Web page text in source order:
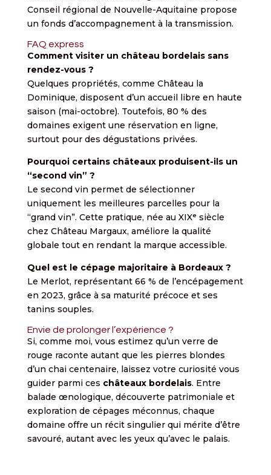
Conseil régional de Nouvelle-Aquitaine propose
un fonds d’accompagnement à la transmission.
FAQ express
Comment visiter un château bordelais sans
rendez-vous ?
Quelques propriétés, comme Château la
Dominique, disposent d’un accueil libre en haute
saison (mai-octobre). Toutefois, 80 % des
domaines exigent une réservation en ligne,
surtout pour des dégustations privées.
Pourquoi certains châteaux produisent-ils un
“second vin” ?
Le second vin permet de sélectionner
uniquement les meilleures parcelles pour la
“grand vin”. Cette pratique, née au XIXᵉ siècle
chez Château Margaux, améliore la qualité
globale tout en rendant la marque accessible.
Quel est le cépage majoritaire à Bordeaux ?
Le Merlot, représentant 66 % de l’encépagement
en 2023, grâce à sa maturité précoce et ses
tanins souples.
Envie de prolonger l’expérience ?
Si, comme moi, vous estimez qu’un verre de
rouge raconte autant que les pierres blondes
d’un chai centenaire, laissez votre curiosité vous
guider parmi ces châteaux bordelais. Entre
balade œnologique, découverte patrimoniale et
exploration de cépages méconnus, chaque
domaine offre un récit singulier qui mérite d’être
savouré, autant avec les yeux qu’avec le palais.